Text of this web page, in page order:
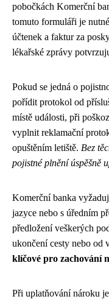
pobočkách Komerční
tomuto formuláři je
účtenek a faktur za
lékařské zprávy
Pokud se jedná o
pořídit protokol od
místě události, při
vyplnit reklamační
opuštěním letiště. Bez
pojistné plnění úspěšně
Komerční banka
jazyce nebo s úředním
předložení veškerých
ukončení cesty nebo od
klíčové pro zachování
Při uplatňování nároku